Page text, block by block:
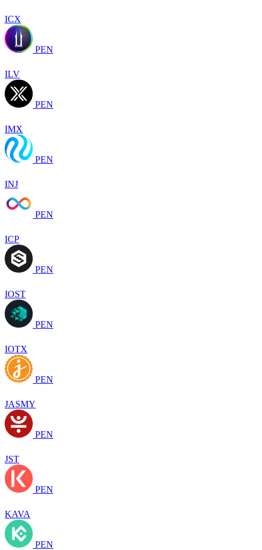
ICX
PEN
ILV
PEN
IMX
PEN
INJ
PEN
ICP
PEN
IOST
PEN
IOTX
PEN
JASMY
PEN
JST
PEN
KAVA
PEN